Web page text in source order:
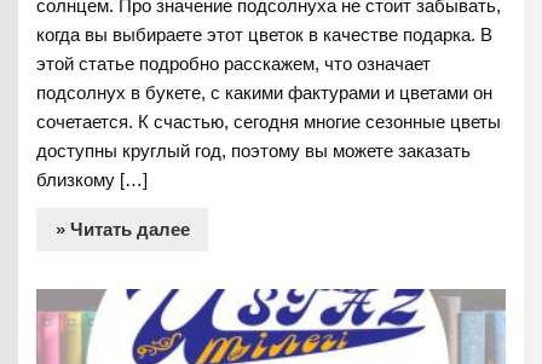
солнцем. Про значение подсолнуха не стоит забывать,
когда вы выбираете этот цветок в качестве подарка. В
этой статье подробно расскажем, что означает
подсолнух в букете, с какими фактурами и цветами он
сочетается. К счастью, сегодня многие сезонные цветы
доступны круглый год, поэтому вы можете заказать
близкому […]
» Читать далее